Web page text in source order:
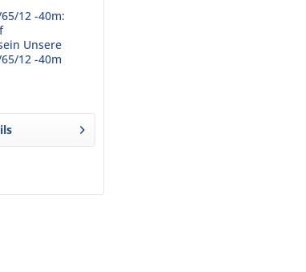
12 -40m:
Unsere
12 -40m
Qualität und
die Umwelt.
sind nicht nur